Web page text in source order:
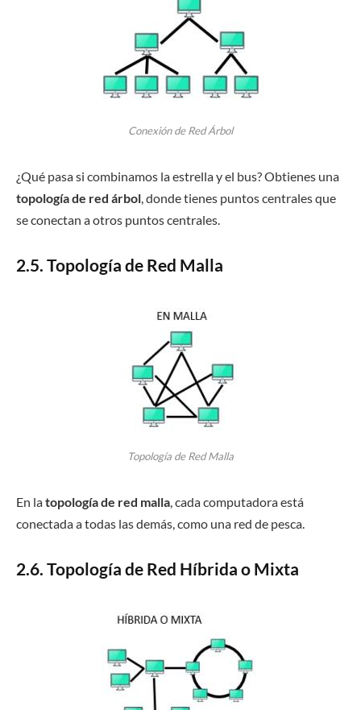
Conexión de Red Árbol
¿Qué pasa si combinamos la estrella y el bus? Obtienes una
topología de red árbol, donde tienes puntos centrales que
se conectan a otros puntos centrales.
2.5. Topología de Red Malla
Topología de Red Malla
En latopología de red malla, cada computadora está
conectada a todas las demás, como una red de pesca.
2.6. Topología de Red Híbrida o Mixta